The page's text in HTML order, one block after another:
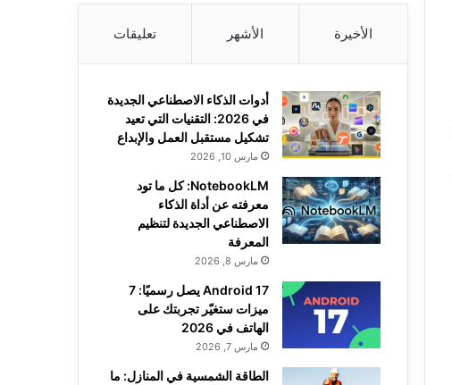
الأخيرة الأشهر تعليقات
أدوات الذكاء الاصطناعي الجديدة
في 2026: التقنيات التي تعيد
تشكيل مستقبل العمل والإبداع
مارس 10, 2026
NotebookLM: كل ما تود
معرفته عن أداة الذكاء
الاصطناعي الجديدة لتنظيم
المعرفة
مارس 8, 2026
Android 17 يصل رسميًا: 7
ميزات ستغيّر تجربتك على
الهاتف في 2026
مارس 7, 2026
الطاقة الشمسية في المنازل: ما